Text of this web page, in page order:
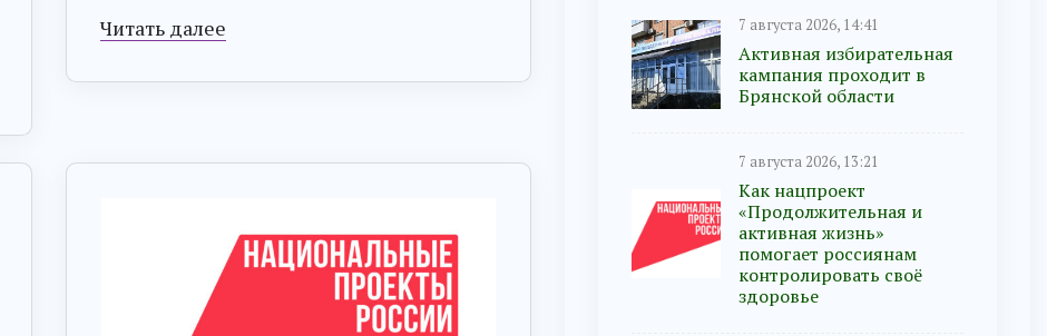
Читать далее 7 августа 2026, 14:41
Активная избирательная
кампания проходит в
Брянской области
7 августа 2026, 13:21
Как нацпроект
«Продолжительная и
активная жизнь»
помогает россиянам
контролировать своё
здоровье